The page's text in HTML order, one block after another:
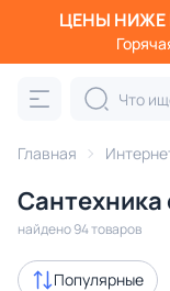
ЦЕНЫ НИЖЕ
Главная
Сантехника
найдено 94 товаров
Популярные
Категория:
Ванны
В наличии 58